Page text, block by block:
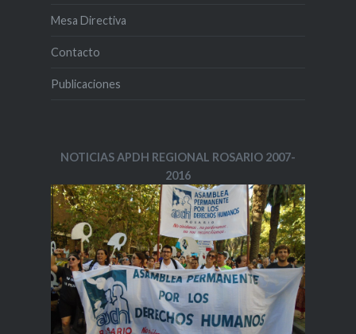
Mesa Directiva
Contacto
Publicaciones
NOTICIAS APDH REGIONAL ROSARIO 2007-
2016